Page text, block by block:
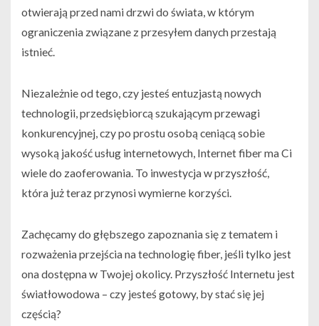
otwierają przed nami drzwi do świata, w którym
ograniczenia związane z przesyłem danych przestają
istnieć.
Niezależnie od tego, czy jesteś entuzjastą nowych
technologii, przedsiębiorcą szukającym przewagi
konkurencyjnej, czy po prostu osobą ceniącą sobie
wysoką jakość usług internetowych, Internet fiber ma Ci
wiele do zaoferowania. To inwestycja w przyszłość,
która już teraz przynosi wymierne korzyści.
Zachęcamy do głębszego zapoznania się z tematem i
rozważenia przejścia na technologię fiber, jeśli tylko jest
ona dostępna w Twojej okolicy. Przyszłość Internetu jest
światłowodowa – czy jesteś gotowy, by stać się jej
częścią?